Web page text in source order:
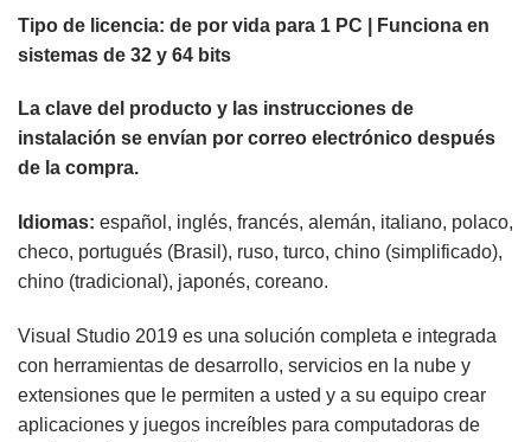
Tipo de licencia: de por vida para 1 PC | Funciona en
sistemas de 32 y 64 bits
La clave del producto y las instrucciones de
instalación se envían por correo electrónico después
de la compra.
Idiomas: español, inglés, francés, alemán, italiano, polaco,
checo, portugués (Brasil), ruso, turco, chino (simplificado),
chino (tradicional), japonés, coreano.
Visual Studio 2019 es una solución completa e integrada
con herramientas de desarrollo, servicios en la nube y
extensiones que le permiten a usted y a su equipo crear
aplicaciones y juegos increíbles para computadoras de